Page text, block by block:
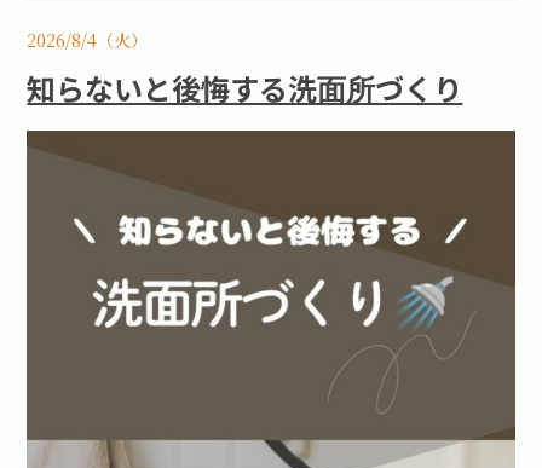
2026/8/4（火）
知らないと後悔する洗面所づくり